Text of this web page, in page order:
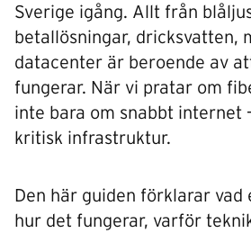
Sverige igång. Allt från
betallösningar, dricksvatten,
datacenter är beroende av
fungerar. När vi pratar om
inte bara om snabbt internet
kritisk infrastruktur.
Den här guiden förklarar
hur det fungerar, varför